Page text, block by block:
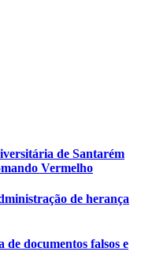
de Santarém
Vermelho
de herança
documentos falsos e